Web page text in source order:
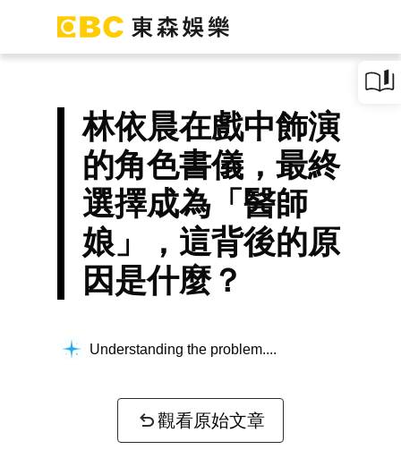
林依晨在戲中飾演
的角色書儀，最終
選擇成為「醫師
娘」，這背後的原
因是什麼？
Understanding the problem...
觀看原始文章